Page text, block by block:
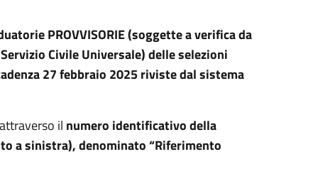
PROVVISORIE (soggette a verifica da
Civile Universale) delle selezioni
27 febbraio 2025 riviste dal sistema
il numero identificativo della
a sinistra), denominato “Riferimento